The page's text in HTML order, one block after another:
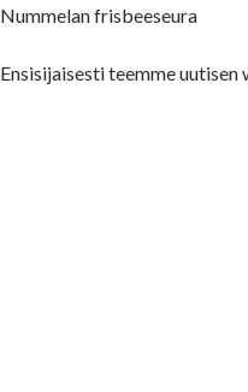
Nummelan frisbeeseura
Ensisijaisesti teemme